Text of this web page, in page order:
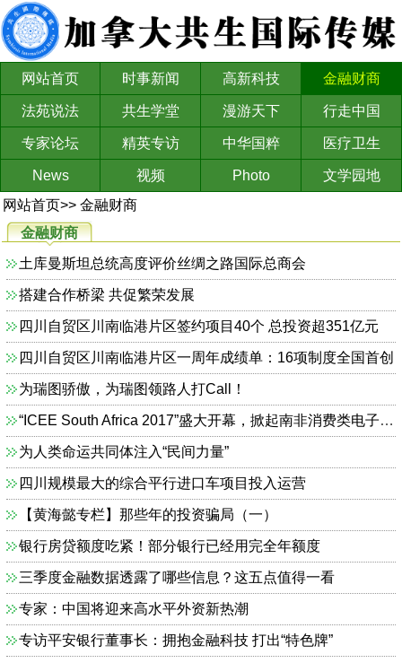
网站首页 时事新闻 高新科技 金融财商
法苑说法 共生学堂 漫游天下 行走中国
专家论坛 精英专访 中华国粹 医疗卫生
News 视频 Photo
文学园地
网站首页>> 金融财商
金融财商
土库曼斯坦总统高度评价丝绸之路国际总商会
搭建合作桥梁 共促繁荣发展
四川自贸区川南临港片区签约项目40个 总投资超351亿元
四川自贸区川南临港片区一周年成绩单：16项制度全国首创
为瑞图骄傲，为瑞图领路人打Call！
“ICEE South Africa 2017”盛大开幕，掀起南非消费类电子新浪潮
为人类命运共同体注入“民间力量”
四川规模最大的综合平行进口车项目投入运营
【黄海懿专栏】那些年的投资骗局（一）
银行房贷额度吃紧！部分银行已经用完全年额度
三季度金融数据透露了哪些信息？这五点值得一看
专家：中国将迎来高水平外资新热潮
专访平安银行董事长：拥抱金融科技 打出“特色牌”